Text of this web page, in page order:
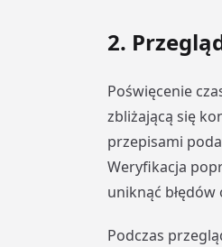
2.
Poświęcenie
zbliżającą się
przepisami
Weryfikacja
uniknąć
Podczas